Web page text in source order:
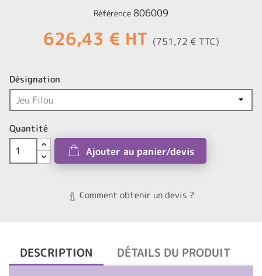
Référence 806009
626,43 € HT (751,72 € TTC)
Désignation
Quantité
Ajouter au panier/devis
Comment obtenir un devis ?
DESCRIPTION DÉTAILS DU PRODUIT